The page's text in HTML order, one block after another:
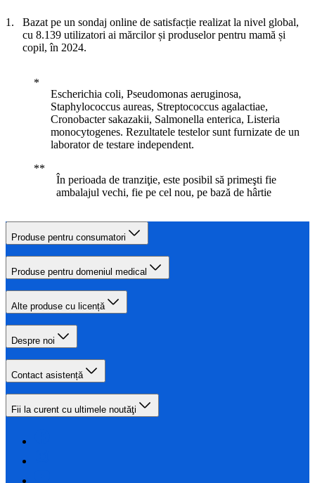
Bazat pe un sondaj online de satisfacție realizat la nivel global,
cu 8.139 utilizatori ai mărcilor și produselor pentru mamă și
copil, în 2024.
Escherichia coli, Pseudomonas aeruginosa,
Staphylococcus aureas, Streptococcus agalactiae,
Cronobacter sakazakii, Salmonella enterica, Listeria
monocytogenes. Rezultatele testelor sunt furnizate de un
laborator de testare independent.
În perioada de tranziţie, este posibil să primeşti fie
ambalajul vechi, fie pe cel nou, pe bază de hârtie
Produse pentru consumatori
Produse pentru domeniul medical
Alte produse cu licență
Despre noi
Contact asistență
Fii la curent cu ultimele noutăţi